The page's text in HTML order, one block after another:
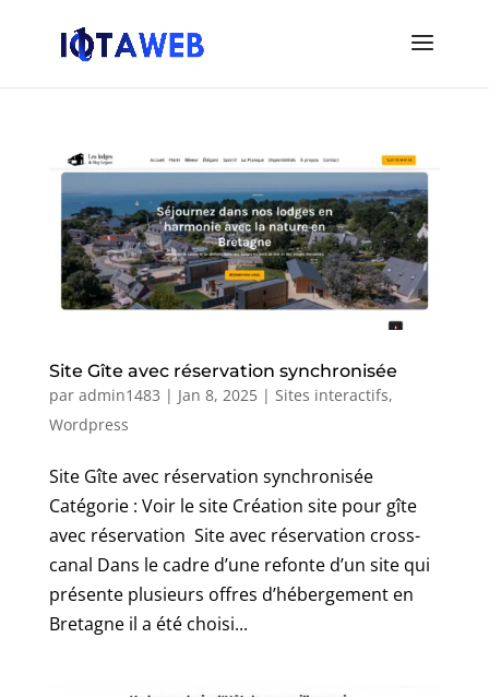
Site Gîte avec réservation synchronisée
par admin1483 | Jan 8, 2025| Sites interactifs,
Wordpress
Site Gîte avec réservation synchronisée
Catégorie : Voir le site Création site pour gîte
avec réservation Site avec réservation cross-
canal Dans le cadre d’une refonte d’un site qui
présente plusieurs offres d’hébergement en
Bretagne il a été choisi...